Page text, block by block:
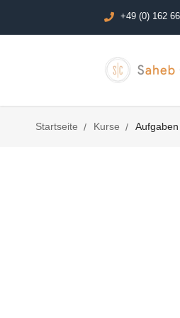
+49 (0) 162
Startseite Kurse Aufgaben